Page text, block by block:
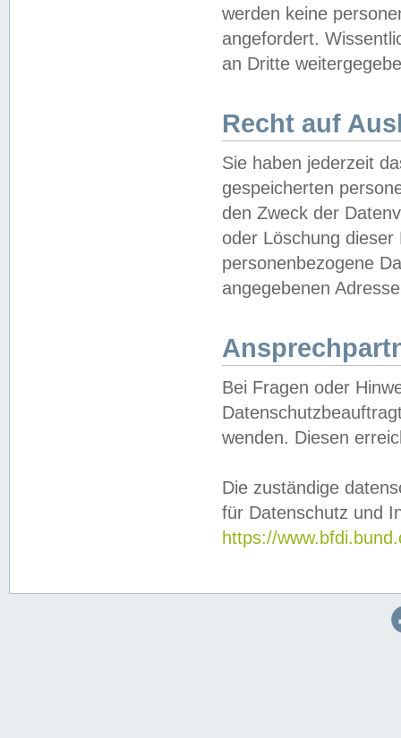
werden keine
angefordert.
an Dritte
Recht auf
Sie haben jederzeit
gespeicherten
den Zweck der
oder Löschung
personenbezogene
angegebenen
Bei Fragen oder
wenden. Diesen
Die zuständige
für Datenschutz und
https://